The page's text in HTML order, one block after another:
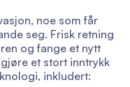
noe som får
seg. Frisk retning
og fange et nytt
et stort inntrykk
inkludert: